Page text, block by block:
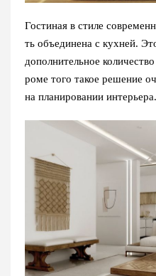
Гостиная в стиле
ть объединена с кухней.
дополнительное
роме того такое решение
на планировании интерьера.